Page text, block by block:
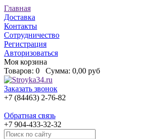
Главная
Доставка
Контакты
Сотрудничество
Регистрация
Авторизоваться
Моя корзина
Товаров: 0 Сумма: 0,00 руб
Заказать звонок
+7 (84463) 2-76-82
Обратная связь
+7 904-433-32-32